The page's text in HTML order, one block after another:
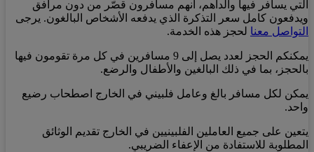
التي يسافر فيها والداهم، أنهم مسافرون قصّر من دون مرافق
ويدفعون كامل سعر التذكرة الذي يدفعه الأشخاص البالغون. يرجى
التواصل معنا لحجز هذه الخدمة.
يمكنكم الحجز لعدد يصل إلى 9 مسافرين في كل مرة تقومون فيها
بالحجز، بما في ذلك البالغين والأطفال والرضع.
يمكن لكل مسافر بالغ وعامل فلبيني في الخارج اصطحاب رضيع
واحد.
يتعين على جميع العاملين الفلبينيين في الخارج تقديم الوثائق
المطلوبة للاستفادة من الإعفاء الضريبي.